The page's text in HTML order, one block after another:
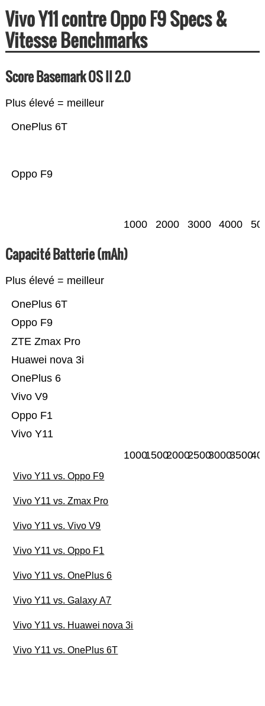
Vivo Y11 contre Oppo F9 Specs &
Vitesse Benchmarks
Score Basemark OS II 2.0
Plus élevé = meilleur
Oppo F9
OnePlus 6T
1000 2000 3000 4000
Capacité Batterie (mAh)
Plus élevé = meilleur
Vivo Y11
Oppo F1
Vivo V9
OnePlus 6
Huawei nova 3i
ZTE Zmax Pro
Oppo F9
OnePlus 6T
100015002000250030003500
Vivo Y11 vs. Oppo F9
Vivo Y11 vs. Zmax Pro
Vivo Y11 vs. Vivo V9
Vivo Y11 vs. Oppo F1
Vivo Y11 vs. OnePlus 6
Vivo Y11 vs. Galaxy A7
Vivo Y11 vs. Huawei nova 3i
Vivo Y11 vs. OnePlus 6T